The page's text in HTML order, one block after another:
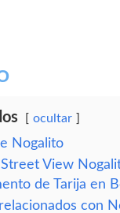
ocultar
Nogalito
View
de Tarija en
con